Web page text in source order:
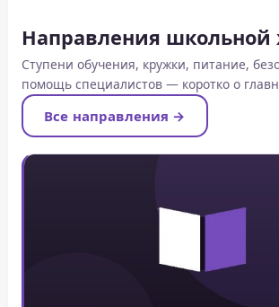
Направления
Ступени обучения, кружки, питание,
помощь специалистов — коротко о
Все направления →